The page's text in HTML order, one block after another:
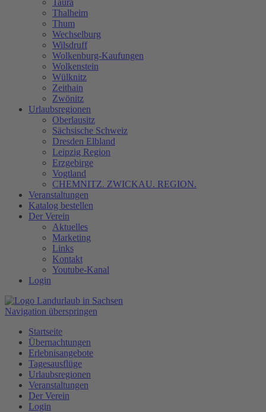
Taura
Thalheim
Thum
Wechselburg
Wilsdruff
Wolkenburg-Kaufungen
Wolkenstein
Wülknitz
Zeithain
Zwönitz
Urlaubsregionen
Oberlausitz
Sächsische Schweiz
Dresden Elbland
Leipzig Region
Erzgebirge
Vogtland
CHEMNITZ. ZWICKAU. REGION.
Veranstaltungen
Katalog bestellen
Der Verein
Aktuelles
Marketing
Links
Kontakt
Youtube-Kanal
Login
Navigation überspringen
Startseite
Übernachtungen
Erlebnisangebote
Tagesausflüge
Urlaubsregionen
Veranstaltungen
Der Verein
Login